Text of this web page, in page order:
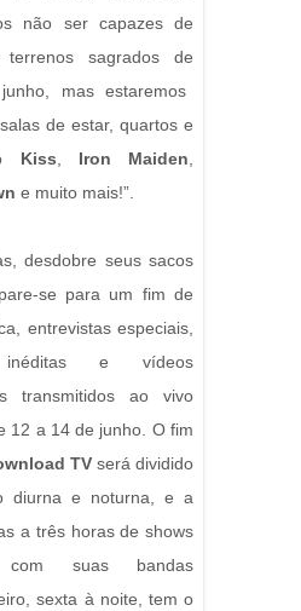
não ser capazes de
sagrados de
mas estaremos
de estar, quartos e
Kiss Iron Maiden
e muito mais!”.
desdobre seus sacos
se para um fim de
entrevistas especiais,
inéditas e vídeos
transmitidos ao vivo
12 a 14 de junho. O fim
TV será dividido
diurna e noturna, e a
a três horas de shows
com suas bandas
sexta à noite, tem o